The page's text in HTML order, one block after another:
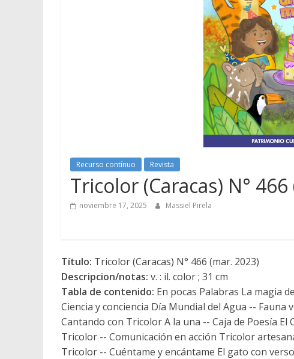
Recurso contínuo Revista
Tricolor (Caracas) N°
noviembre 17, 2025 Massiel Pirela
Título: Tricolor (Caracas) N° 466 (mar. 2023)
Descripcion/notas: v. : il. color ; 31 cm
Tabla de contenido: En pocas Palabras La magia
Ciencia y conciencia Día Mundial del Agua --
Cantando con Tricolor A la una -- Caja de Poesía
Tricolor -- Comunicación en acción Tricolor
Tricolor -- Cuéntame y encántame El gato con